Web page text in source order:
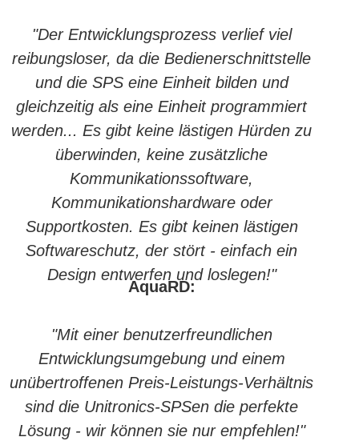
"Der Entwicklungsprozess verlief viel
reibungsloser, da die Bedienerschnittstelle
und die SPS eine Einheit bilden und
gleichzeitig als eine Einheit programmiert
werden... Es gibt keine lästigen Hürden zu
überwinden, keine zusätzliche
Kommunikationssoftware,
Kommunikationshardware oder
Supportkosten. Es gibt keinen lästigen
Softwareschutz, der stört - einfach ein
Design entwerfen und loslegen!"
AquaRD:
"Mit einer benutzerfreundlichen
Entwicklungsumgebung und einem
unübertroffenen Preis-Leistungs-Verhältnis
sind die Unitronics-SPSen die perfekte
Lösung - wir können sie nur empfehlen!"